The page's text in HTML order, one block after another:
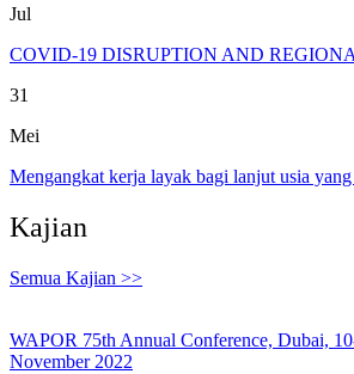
Jul
COVID-19 DISRUPTION AND
31
Mei
Mengangkat kerja layak bagi lanjut usia
Kajian
Semua Kajian >>
WAPOR 75th Annual Conference, Dubai,
November 2022